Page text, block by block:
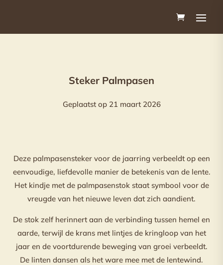
Steker Palmpasen
Geplaatst op 21 maart 2026
Deze palmpasensteker voor de jaarring verbeeldt op een
eenvoudige, liefdevolle manier de betekenis van de lente.
Het kindje met de palmpasenstok staat symbool voor de
vreugde van het nieuwe leven dat zich aandient.
De stok zelf herinnert aan de verbinding tussen hemel en
aarde, terwijl de krans met lintjes de kringloop van het
jaar en de voortdurende beweging van groei verbeeldt.
De linten dansen als het ware mee met de lentewind.